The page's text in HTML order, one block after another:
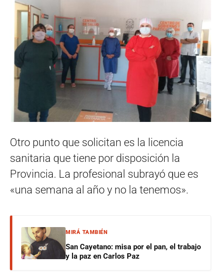
Otro punto que solicitan es la licencia
sanitaria que tiene por disposición la
Provincia. La profesional subrayó que es
«una semana al año y no la tenemos».
MIRÁ TAMBIÉN
San Cayetano: misa por el pan, el trabajo
y la paz en Carlos Paz